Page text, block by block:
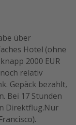
über
Hotel (ohne
2000 EUR
relativ
Gepäck bezahlt,
Bei 17 Stunden
Direktflug.Nur